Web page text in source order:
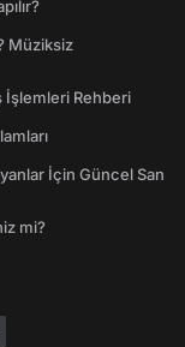
Müziksiz
İşlemleri Rehberi
İçin Güncel San
mi?